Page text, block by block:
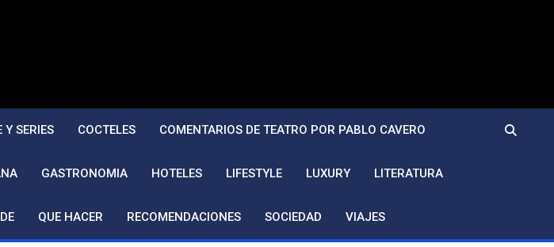
Y SERIES COCTELES COMENTARIOS DE TEATRO POR PABLO CAVERO
GASTRONOMIA HOTELES LIFESTYLE LUXURY LITERATURA
QUE HACER RECOMENDACIONES SOCIEDAD VIAJES